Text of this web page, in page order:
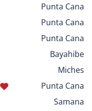
Punta Cana
Punta Cana
Punta Cana
Bayahibe
Miches
Punta Cana
Samana